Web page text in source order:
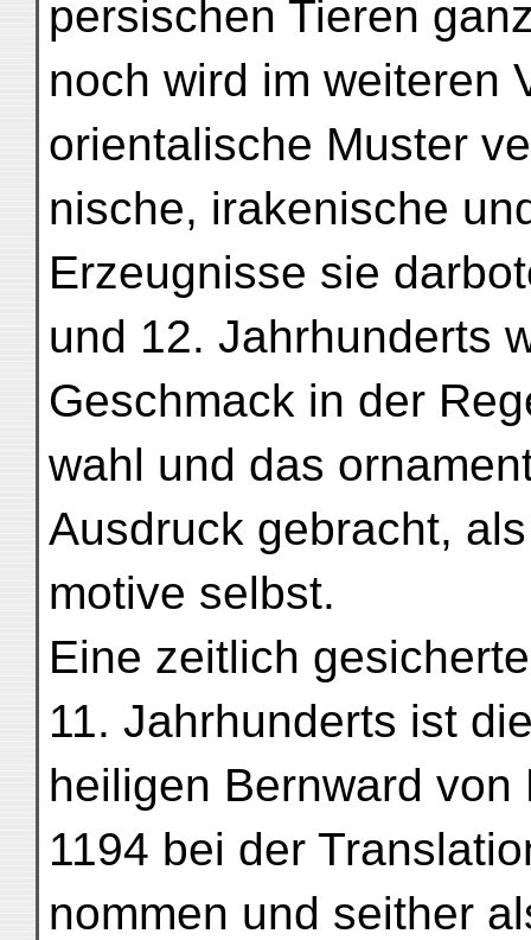
persischen Tieren
noch wird im weiteren
orientalische Muster
nische, irakenische
Erzeugnisse sie
und 12. Jahrhunderts
Geschmack in der
wahl und das
Ausdruck gebracht,
motive selbst.
Eine zeitlich
11. Jahrhunderts ist
heiligen Bernward
1194 bei der
nommen und seither